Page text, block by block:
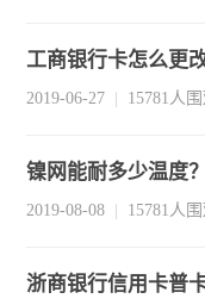
工商银行卡怎么更
2019-06-27 15781人
镍网能耐多少温度？
2019-08-08 15781人
浙商银行信用卡普